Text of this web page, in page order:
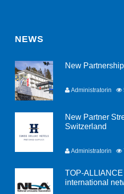
NEWS
New
Administratorin
New Partner
Switzerland
Administratorin
TOP-
international